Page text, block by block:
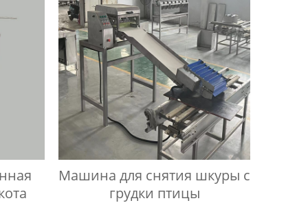
Машина для снятия шкуры с
грудки птицы